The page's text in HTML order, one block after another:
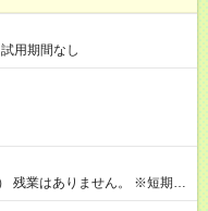
用期間】試用期間なし
はありません。 ※短期の
了承くださいませ。